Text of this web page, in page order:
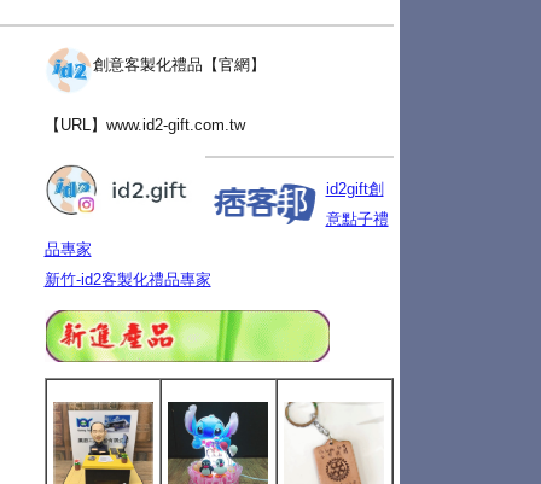
創意客製化禮品【官網】
【URL】 www.id2-gift.com.tw
id2gift創
意點子禮
品專家
新竹-id2客製化禮品專家